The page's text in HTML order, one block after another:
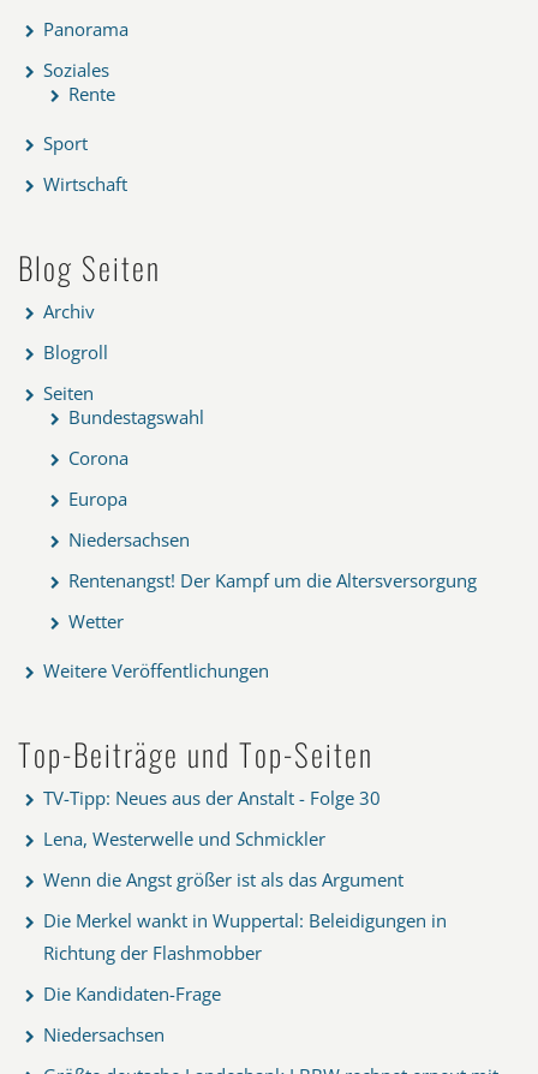
Panorama
Soziales
Rente
Sport
Wirtschaft
Blog Seiten
Archiv
Blogroll
Seiten
Bundestagswahl
Corona
Europa
Niedersachsen
Rentenangst! Der Kampf um die Altersversorgung
Wetter
Weitere Veröffentlichungen
Top-Beiträge und Top-Seiten
TV-Tipp: Neues aus der Anstalt - Folge 30
Lena, Westerwelle und Schmickler
Wenn die Angst größer ist als das Argument
Die Merkel wankt in Wuppertal: Beleidigungen in
Richtung der Flashmobber
Die Kandidaten-Frage
Niedersachsen